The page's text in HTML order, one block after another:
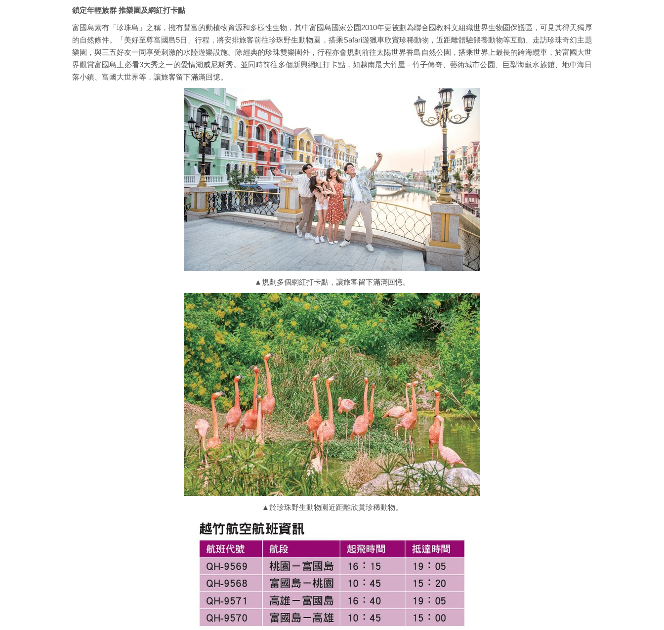
鎖定年輕族群 推樂園及網紅打卡點
富國島素有「珍珠島」之稱，擁有豐富的動植物資源和多樣性生物，其中富國島國家公園2010年更被劃為聯合國教科文組織世界生物圈保護區，可見其得天獨厚
的自然條件。「美好至尊富國島5日」行程，將安排旅客前往珍珠野生動物園，搭乘Safari遊獵車欣賞珍稀動物，近距離體驗餵養動物等互動、走訪珍珠奇幻主題
樂園，與三五好友一同享受刺激的水陸遊樂設施。除經典的珍珠雙樂園外，行程亦會規劃前往太陽世界香島自然公園，搭乘世界上最長的跨海纜車，於富國大世
界觀賞富國島上必看3大秀之一的愛情湖威尼斯秀。並同時前往多個新興網紅打卡點，如越南最大竹屋－竹子傳奇、藝術城市公園、巨型海龜水族館、地中海日
落小鎮、富國大世界等，讓旅客留下滿滿回憶。
▲規劃多個網紅打卡點，讓旅客留下滿滿回憶。
▲於珍珠野生動物園近距離欣賞珍稀動物。